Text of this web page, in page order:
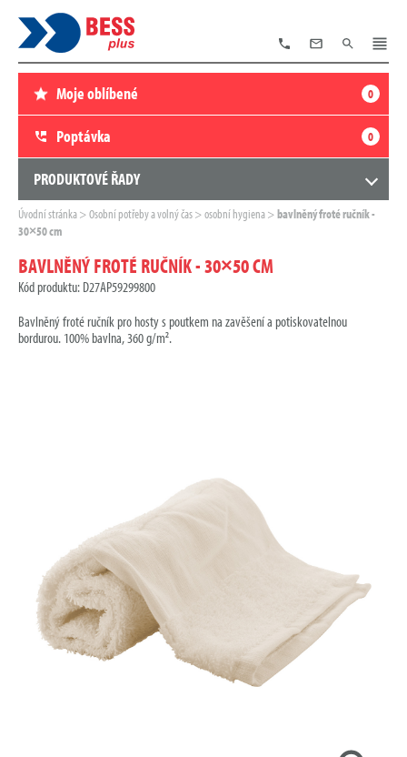
TELEFON
E-
MAIL
VYHLEDÁVÁNÍ
MENU
Moje oblíbené 0
Poptávka 0
PRODUKTOVÉ ŘADY
Zde
se
Úvodní stránka Osobní potřeby a volný čas osobní hygiena
bavlněný froté ručník -
30×50 cm
BAVLNĚNÝ FROTÉ RUČNÍK - 30×50 CM
Kód produktu: D27AP59299800
Bavlněný froté ručník pro hosty s poutkem na zavěšení a potiskovatelnou
bordurou. 100% bavlna, 360 g/m².